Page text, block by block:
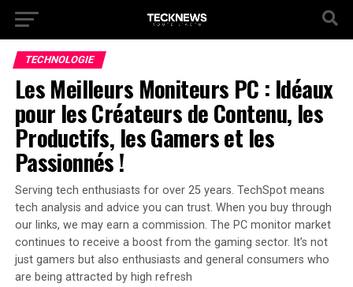
TECHNOLOGIE
Les Meilleurs Moniteurs PC : Idéaux
pour les Créateurs de Contenu, les
Productifs, les Gamers et les
Passionnés !
Serving tech enthusiasts for over 25 years. TechSpot means
tech analysis and advice you can trust. When you buy through
our links, we may earn a commission. The PC monitor market
continues to receive a boost from the gaming sector. It’s not
just gamers but also enthusiasts and general consumers who
are being attracted by high refresh